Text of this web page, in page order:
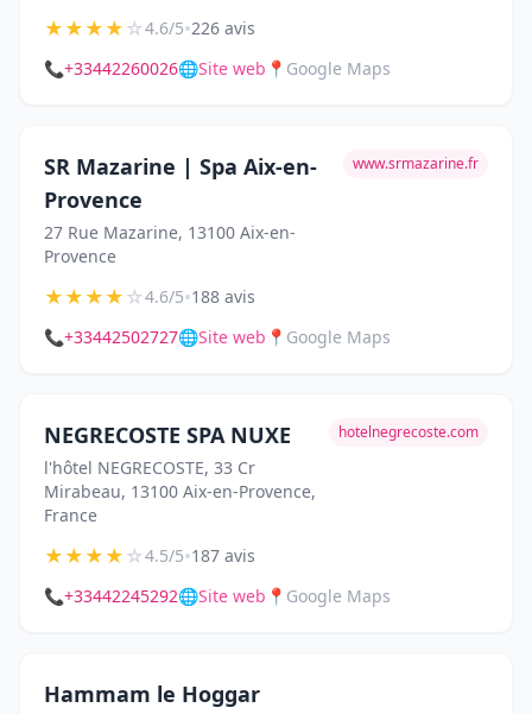
★★★★☆4.6/5•226 avis
📞+33442260026🌐Site web 📍 Google Maps
SR Mazarine | Spa Aix-en-
Provence
27 Rue Mazarine, 13100 Aix-en-
Provence
www.srmazarine.fr
★★★★☆4.6/5•188 avis
📞+33442502727🌐Site web 📍 Google Maps
NEGRECOSTE SPA NUXE
l'hôtel NEGRECOSTE, 33 Cr
Mirabeau, 13100 Aix-en-Provence,
France
hotelnegrecoste.com
★★★★☆4.5/5•187 avis
📞+33442245292🌐Site web 📍 Google Maps
Hammam le Hoggar